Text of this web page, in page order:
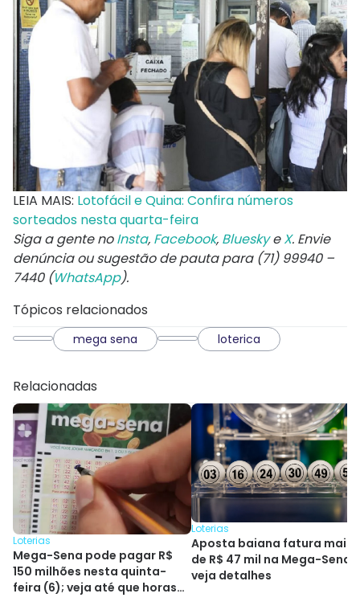
LEIA MAIS: Lotofácil e Quina: Confira números
sorteados nesta quarta-feira
Siga a gente noInsta, Facebook, BlueskyeX. Envie
denúncia ou sugestão de pauta para (71) 99940 –
7440 (WhatsApp).
Tópicos relacionados
mega sena loterica
Relacionadas
Loterias
Mega-Sena pode pagar R$
150 milhões nesta quinta-
feira (6); veja até que horas
Loterias
Aposta baiana fatura mais
de R$ 47 mil na Mega-Sena;
veja detalhes